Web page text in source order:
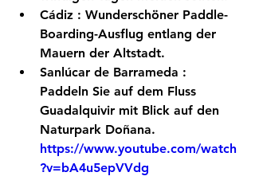
Cádiz : Wunderschöner Paddle-
Boarding-Ausflug entlang der
Mauern der Altstadt.
Sanlúcar de Barrameda :
Paddeln Sie auf dem Fluss
Guadalquivir mit Blick auf den
Naturpark Doñana.
https://www.youtube.com/watch
?v=bA4u5epVVdg